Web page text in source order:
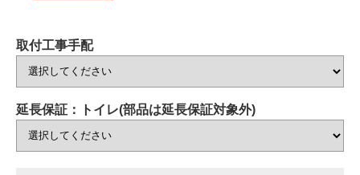
取付工事手配
延長保証：トイレ(部品は延長保証対象外)